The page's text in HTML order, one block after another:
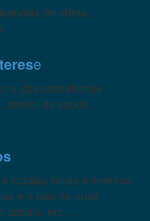
de obras,
e
e das consellerías
centro de saude,
todalas feiras e eventos,
e o pan de ousá
cabalo, etc....